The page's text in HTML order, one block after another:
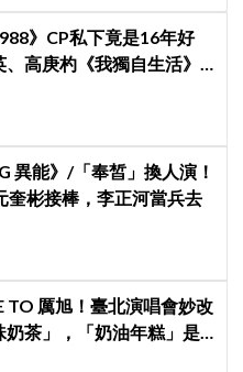
》CP私下竟是16年好
、高庚杓《我獨自生活》
異能》/「奉皙」換人演！
奎彬接棒，李正河當兵去
TO 厲旭！臺北演唱會妙改
奶茶」，「奶油年糕」是